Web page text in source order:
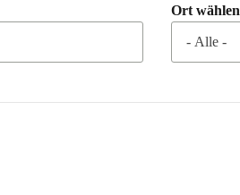
Ort wählen